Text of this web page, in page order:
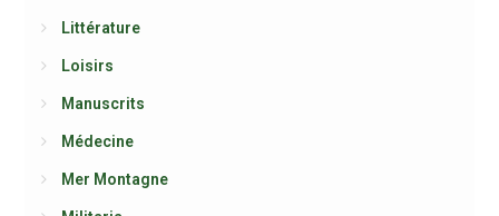
Littérature
Loisirs
Manuscrits
Médecine
Mer Montagne